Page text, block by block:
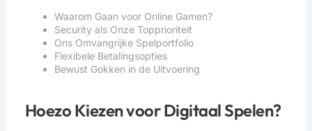
Waarom Gaan voor Online Gamen?
Security als Onze Topprioriteit
Ons Omvangrijke Spelportfolio
Flexibele Betalingsopties
Bewust Gokken in de Uitvoering
Hoezo Kiezen voor Digitaal Spelen?